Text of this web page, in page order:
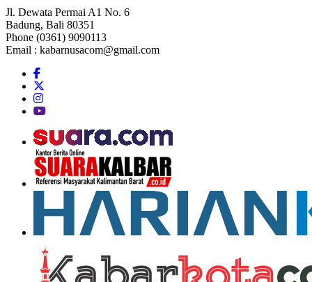
Jl. Dewata Permai A1 No. 6
Badung, Bali 80351
Phone (0361) 9090113
Email : kabarnusacom@gmail.com